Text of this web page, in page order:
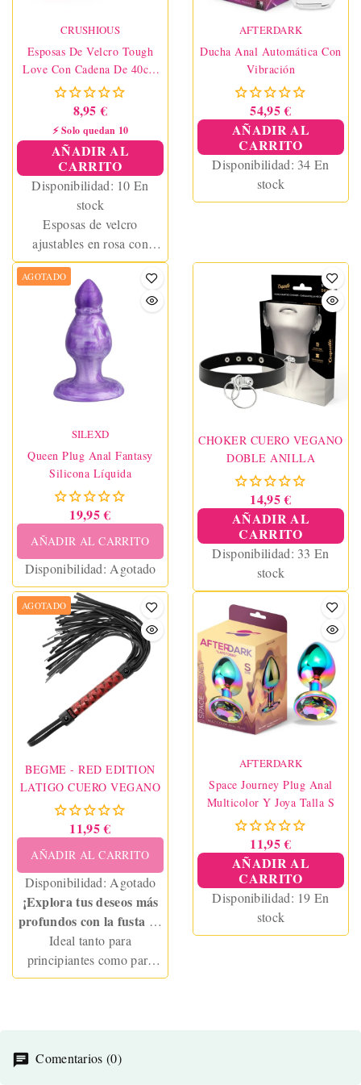
CRUSHIOUS
Esposas De Velcro Tough
Love Con Cadena De 40cm
Extra Rosa
8,95 €
⚡ Solo quedan 10
AÑADIR AL
CARRITO
Disponibilidad: 10 En
stock
Esposas de velcro
ajustables en rosa con
cadena desmontable de 40
cm. Aptas para muñecas y
tobillos, ideales para juegos
BDSM y bondage suave.
Fáciles de usar y
compatibles con otros
accesorios.
AFTERDARK
Ducha Anal Automática Con
Vibración
54,95 €
AÑADIR AL
CARRITO
Disponibilidad: 34 En
stock
AGOTADO
SILEXD
Queen Plug Anal Fantasy
Silicona Líquida
19,95 €
AÑADIR AL CARRITO
Disponibilidad: Agotado
CHOKER CUERO VEGANO
DOBLE ANILLA
14,95 €
AÑADIR AL
CARRITO
Disponibilidad: 33 En
stock
AGOTADO
BEGME - RED EDITION
LATIGO CUERO VEGANO
11,95 €
AÑADIR AL CARRITO
Disponibilidad: Agotado
¡Explora tus deseos más
profundos con la fusta de
cuero vegano de
BEGME!
Ideal tanto para
principiantes como para
expertos en juegos
estilo. Fabricada con cuero
AFTERDARK
Space Journey Plug Anal
Multicolor Y Joya Talla S
11,95 €
AÑADIR AL
CARRITO
Disponibilidad: 19 En
stock
Comentarios (0)